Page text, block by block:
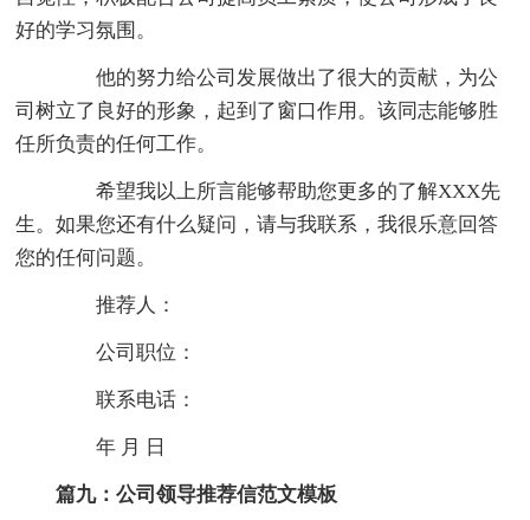
好的学习氛围。
他的努力给公司发展做出了很大的贡献，为公
司树立了良好的形象，起到了窗口作用。该同志能够胜
任所负责的任何工作。
希望我以上所言能够帮助您更多的了解XXX先
生。如果您还有什么疑问，请与我联系，我很乐意回答
您的任何问题。
推荐人：
公司职位：
联系电话：
年 月 日
篇九：公司领导推荐信范文模板